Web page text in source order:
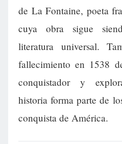
de La Fontaine, poeta
cuya obra sigue
literatura universal.
fallecimiento en 1538
conquistador y
historia forma parte de
conquista de América.